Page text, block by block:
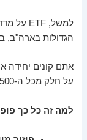
הגדולות בארה"ב,
על חלק מכל ה-500 חברות האלה.
למה זה כל כך